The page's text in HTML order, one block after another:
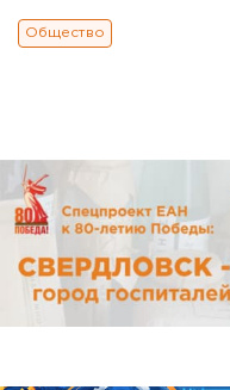
Общество